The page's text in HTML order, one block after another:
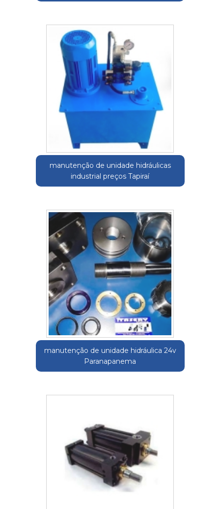
manutenção de unidade hidráulicas
industrial preços Tapiraí
manutenção de unidade hidráulica 24v
Paranapanema